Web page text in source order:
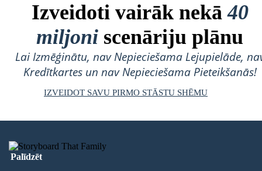
Izveidoti vairāk nekā40
miljoni scenāriju plānu
Lai Izmēģinātu, nav Nepieciešama Lejupielāde,
Kredītkartes un nav Nepieciešama Pieteikšanās!
IZVEIDOT SAVU PIRMO STĀSTU SHĒMU
Palīdzēt